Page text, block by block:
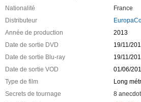
Nationalité
France
Distributeur
Année de production
2013
Date de sortie DVD
19/11/
Date de sortie Blu-ray
19/11/
Date de sortie VOD
01/06/
Type de film
Long
Secrets de tournage
8